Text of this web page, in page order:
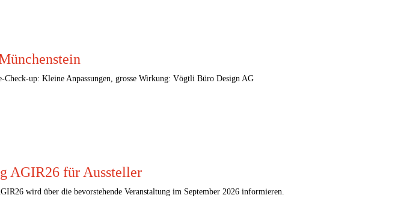
up: Kleine Anpassungen, grosse Wirkung: Vögtli Büro Design AG
AGIR26 für Aussteller
wird über die bevorstehende Veranstaltung im September 2026 informieren.